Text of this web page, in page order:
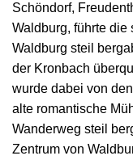
Schöndorf,
Waldburg, führte die
Waldburg steil
der Kronbach
wurde dabei von
alte romantische
Wanderweg steil
Zentrum von